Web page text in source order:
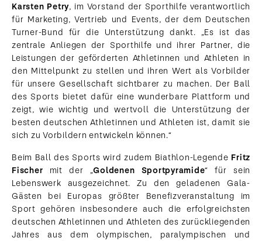
Karsten Petry, im Vorstand der Sporthilfe verantwortlich
für Marketing, Vertrieb und Events, der dem Deutschen
Turner-Bund für die Unterstützung dankt. „Es ist das
zentrale Anliegen der Sporthilfe und ihrer Partner, die
Leistungen der geförderten Athletinnen und Athleten in
den Mittelpunkt zu stellen und ihren Wert als Vorbilder
für unsere Gesellschaft sichtbarer zu machen. Der Ball
des Sports bietet dafür eine wunderbare Plattform und
zeigt, wie wichtig und wertvoll die Unterstützung der
besten deutschen Athletinnen und Athleten ist, damit sie
sich zu Vorbildern entwickeln können.“
Beim Ball des Sports wird zudem Biathlon-Legende Fritz
Fischer mit der „Goldenen Sportpyramide“ für sein
Lebenswerk ausgezeichnet. Zu den geladenen Gala-
Gästen bei Europas größter Benefizveranstaltung im
Sport gehören insbesondere auch die erfolgreichsten
deutschen Athletinnen und Athleten des zurückliegenden
Jahres aus dem olympischen, paralympischen und